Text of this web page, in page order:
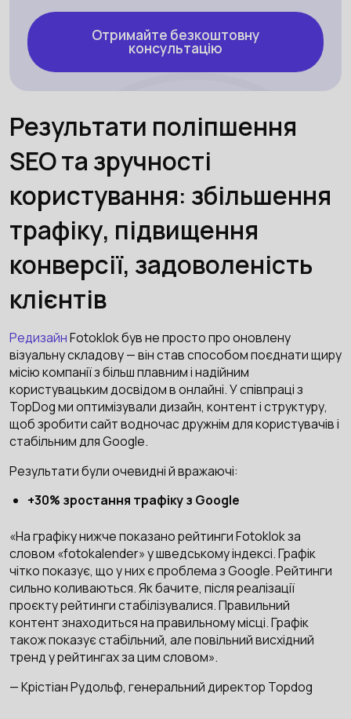
Отримайте безкоштовну
консультацію
Результати поліпшення
SEO та зручності
користування: збільшення
трафіку, підвищення
конверсії, задоволеність
клієнтів
РедизайнFotoklok був не просто про оновлену
візуальну складову — він став способом поєднати щиру
місію компанії з більш плавним і надійним
користувацьким досвідом в онлайні. У співпраці з
TopDog ми оптимізували дизайн, контент і структуру,
щоб зробити сайт водночас дружнім для користувачів і
стабільним для Google.
Результати були очевидні й вражаючі:
+30% зростання трафіку з Google
«На графіку нижче показано рейтинги Fotoklok за
словом «fotokalender» у шведському індексі. Графік
чітко показує, що у них є проблема з Google. Рейтинги
сильно коливаються. Як бачите, після реалізації
проєкту рейтинги стабілізувалися. Правильний
контент знаходиться на правильному місці. Графік
також показує стабільний, але повільний висхідний
тренд у рейтингах за цим словом».
— Крістіан Рудольф, генеральний директор Topdog